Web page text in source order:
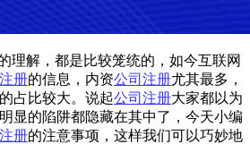
理解，都是比较笼统的，如今互联网
册的信息，内资公司注册尤其最多，
占比较大。说起公司注册大家都以为
显的陷阱都隐藏在其中了，今天小编
册的注意事项，这样我们可以巧妙地